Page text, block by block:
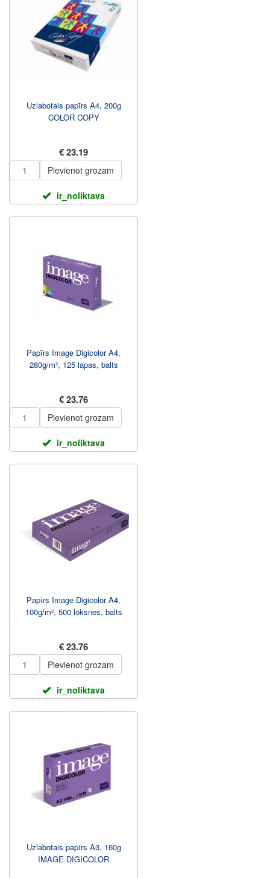
Uzlabotais papīrs A4, 200g
COLOR COPY
€ 23.19
Pievienot grozam
ir_noliktava
Papīrs Image Digicolor A4,
280g/m², 125 lapas, balts
€ 23.76
Pievienot grozam
ir_noliktava
Papīrs Image Digicolor A4,
100g/m², 500 loksnes, balts
€ 23.76
Pievienot grozam
ir_noliktava
Uzlabotais papīrs A3, 160g
IMAGE DIGICOLOR